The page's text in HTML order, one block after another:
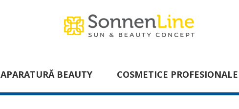
APARATURĂ BEAUTY COSMETICE PROFESIONALE